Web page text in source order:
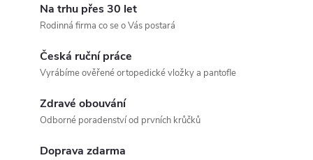
Na trhu přes 30 let
Rodinná firma co se o Vás postará
Česká ruční práce
Vyrábíme ověřené ortopedické vložky a pantofle
Zdravé obouvání
Odborné poradenství od prvních krůčků
Doprava zdarma